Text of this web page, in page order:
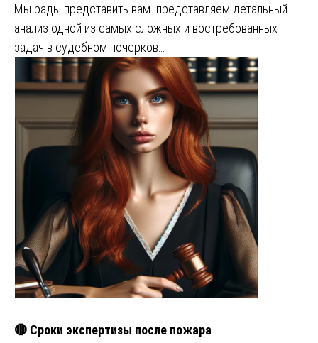
Мы рады представить вам представляем детальный
анализ одной из самых сложных и востребованных
задач в судебном почерков…
🔴 Сроки экспертизы после пожара